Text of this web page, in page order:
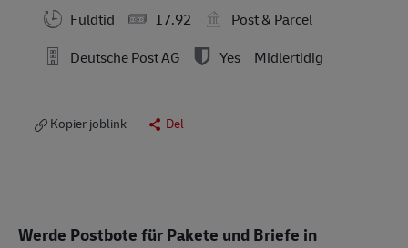
Fuldtid
17.92
Post & Parcel
Deutsche Post AG
Yes Midlertidig
Kopier joblink Del
Werde Postbote für Pakete und Briefe in